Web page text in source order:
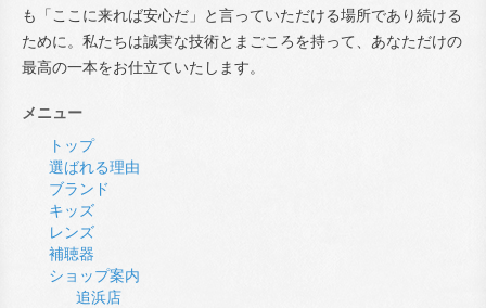
も「ここに来れば安心だ」と言っていただける場所であり続ける
ために。私たちは誠実な技術とまごころを持って、あなただけの
最高の一本をお仕立ていたします。
メニュー
トップ
選ばれる理由
ブランド
キッズ
レンズ
補聴器
ショップ案内
追浜店